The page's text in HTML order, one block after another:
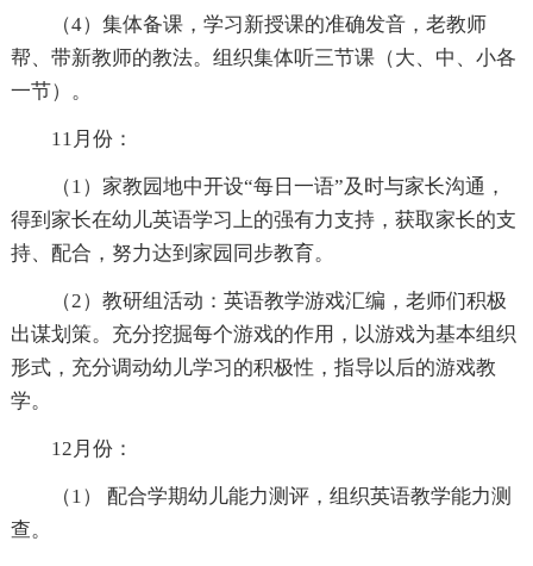
（4）集体备课，学习新授课的准确发音，老教师
帮、带新教师的教法。组织集体听三节课（大、中、小各
一节）。
11月份：
（1）家教园地中开设“每日一语”及时与家长沟通，
得到家长在幼儿英语学习上的强有力支持，获取家长的支
持、配合，努力达到家园同步教育。
（2）教研组活动：英语教学游戏汇编，老师们积极
出谋划策。充分挖掘每个游戏的作用，以游戏为基本组织
形式，充分调动幼儿学习的积极性，指导以后的游戏教
学。
12月份：
（1） 配合学期幼儿能力测评，组织英语教学能力测
查。